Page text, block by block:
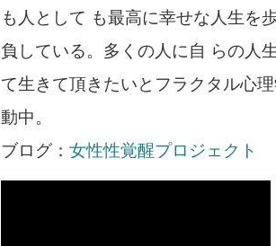
も人として も最高に幸せな人生を
負している。多くの人に自 らの人
て生きて頂きたいとフラクタル心
動中。
ブログ： 女性性覚醒プロジェクト